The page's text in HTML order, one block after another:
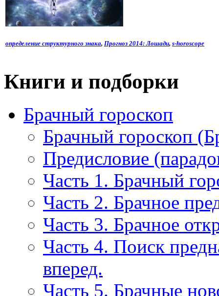
определение структурного знака, Прогноз 2014: Лошади, s-horoscope
Книги и подборки
Брачный гороскоп
Брачный гороскоп
Предисловие
Часть 1. Брачный
Часть 2. Брачное
Часть 3. Брачное
Часть 4. Поиск
вперед.
Часть 5. Брачные